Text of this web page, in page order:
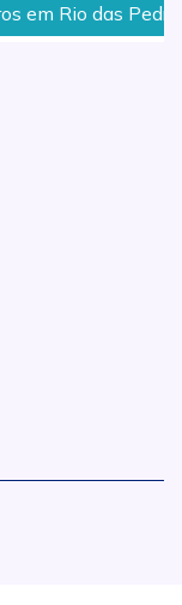
Rio das Pedras